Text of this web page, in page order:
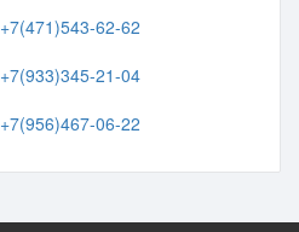
+7(471)543-62-62
+7(933)345-21-04
+7(956)467-06-22